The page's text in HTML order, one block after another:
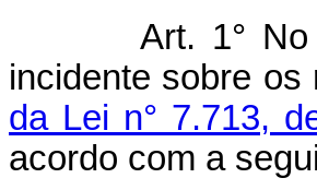
Art. 1°
incidente sobre
da Lei n° 7.713,
acordo com a